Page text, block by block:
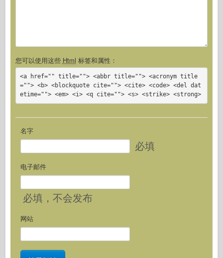
您可以使用这些 Html 标签和属性：
<a href="" title=""> <abbr title=""> <acronym title
=""> <b> <blockquote cite=""> <cite> <code> <del dat
etime=""> <em> <i> <q cite=""> <s> <strike> <strong>
名字
必填
电子邮件
必填 ，不会发布
网站